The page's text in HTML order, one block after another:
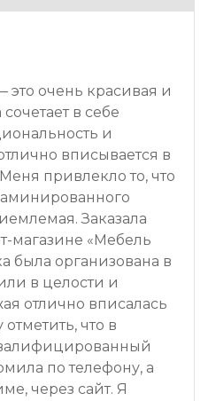
это очень красивая и
в себе
и
вписывается в
привлекло то, что
Заказала
магазине «Мебель
была организована в
в целости и
отлично вписалась
что в
по телефону, а
через сайт. Я